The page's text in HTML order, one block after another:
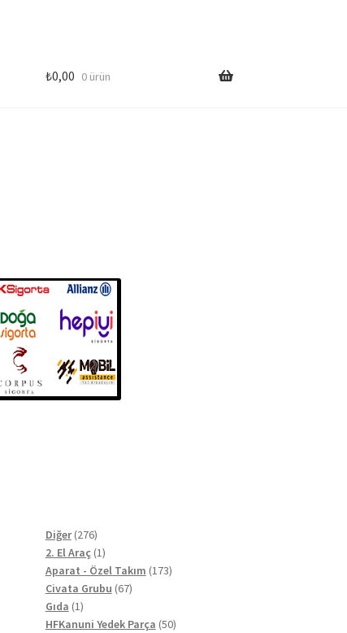
₺0,00 0 ürün
Diğer 276276
ürün
2. El Araç 11
ürün
Aparat - Özel Takım 173173
Civata Grubu 6767
Gıda 11
ürün
HFKanuni Yedek Parça 5050